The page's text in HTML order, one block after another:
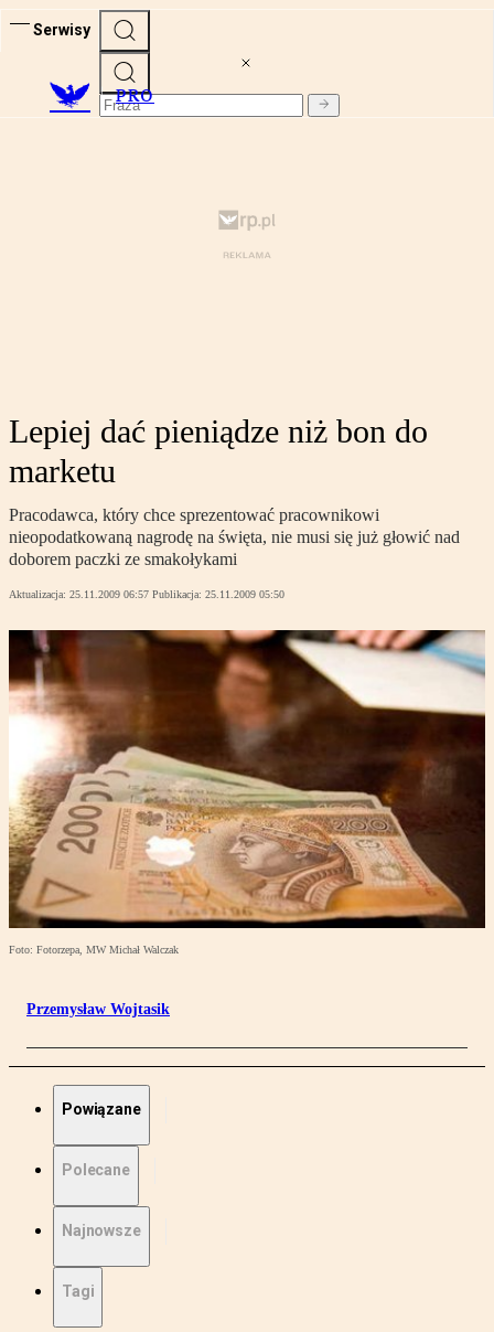
Serwisy
PRO
Lepiej dać pieniądze niż bon do
marketu
Pracodawca, który chce sprezentować pracownikowi
nieopodatkowaną nagrodę na święta, nie musi się już głowić nad
doborem paczki ze smakołykami
Aktualizacja: 25.11.2009 06:57 Publikacja: 25.11.2009 05:50
Foto: Fotorzepa, MW Michał Walczak
Przemysław Wojtasik
Powiązane
Polecane
Najnowsze
Tagi